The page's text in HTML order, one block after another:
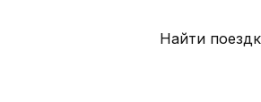
Найти